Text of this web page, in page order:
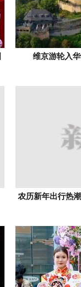
维京游轮入
农历新年出行热